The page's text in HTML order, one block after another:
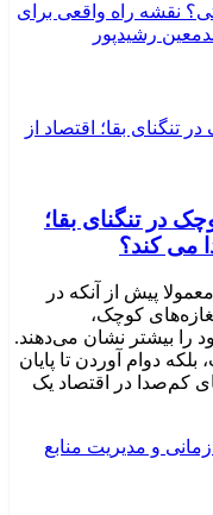
نقشه راه واقعی برای
رشیدپور
در تنگنای بقا؛
می کند؟
پیش از آنکه در
کوچک،
را بیشتر نشان می‌دهند.
دوام آوردن تا پایان
کم‌صدا در اقتصاد یک